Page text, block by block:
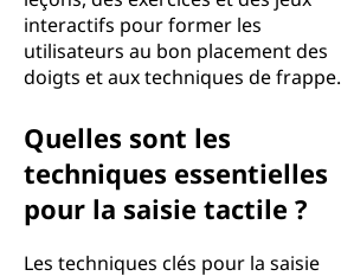
interactifs pour former les
utilisateurs au bon placement des
doigts et aux techniques de frappe.
Quelles sont les
techniques essentielles
pour la saisie tactile ?
Les techniques clés pour la saisie